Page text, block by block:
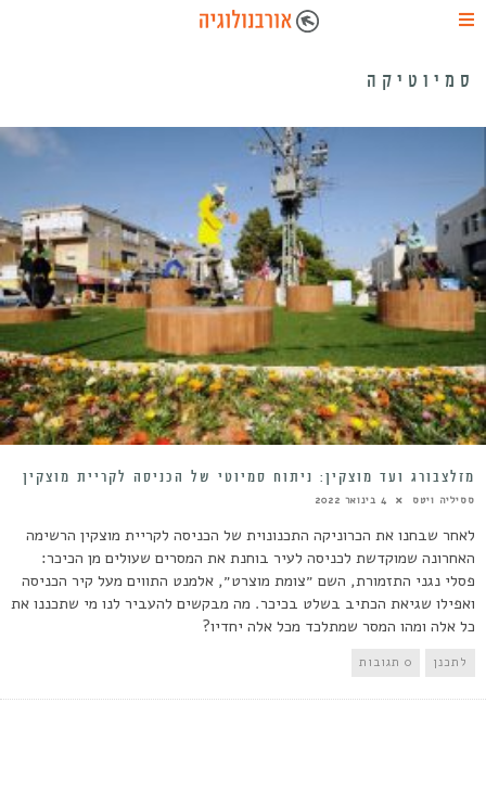
סמיוטיקה
מזלצבורג ועד מוצקין: ניתוח סמיוטי של הכניסה לקריית מוצקין
ססיליה ויטס 4 בינואר 2022
לאחר שבחנו את הכרוניקה התכנונוית של הכניסה לקריית מוצקין הרשימה
האחרונה שמוקדשת לכניסה לעיר בוחנת את המסרים שעולים מן הכיכר:
פסלי נגני התזמורת, השם ״צומת מוצרט״, אלמנט התווים מעל קיר הכניסה
ואפילו שגיאת הכתיב בשלט בכיכר. מה מבקשים להעביר לנו מי שתכננו את
כל אלה ומהו המסר שמתלכד מכל אלה יחדיו?
לתכנן 0 תגובות